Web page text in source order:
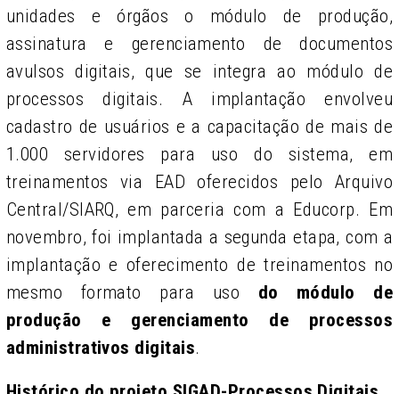
unidades e órgãos o módulo de produção,
assinatura e gerenciamento de documentos
avulsos digitais, que se integra ao módulo de
processos digitais. A implantação envolveu
cadastro de usuários e a capacitação de mais de
1.000 servidores para uso do sistema, em
treinamentos via EAD oferecidos pelo Arquivo
Central/SIARQ, em parceria com a Educorp. Em
novembro, foi implantada a segunda etapa, com a
implantação e oferecimento de treinamentos no
mesmo formato para uso do módulo de
produção e gerenciamento de processos
administrativos digitais.